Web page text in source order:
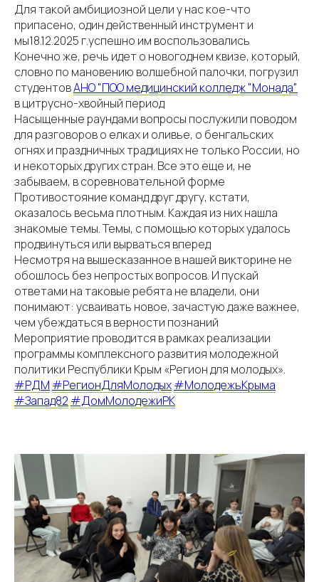
Для такой амбициозной цели у нас кое-что
припасено, один действенный инструмент и
мы18.12.2025 г.успешно им воспользовались
Конечно же, речь идет о новогоднем квизе, который,
словно по мановению волшебной палочки, погрузил
студентовАНО "ПОО медицинский колледж "Монада"
в цитрусно-хвойный период
Насыщенные раундами вопросы послужили поводом
для разговоров о елках и оливье, о бенгальских
огнях и праздничных традициях не только России, но
и некоторых других стран. Все это еще и, не
забываем, в соревновательной форме
Противостояние команд друг другу, кстати,
оказалось весьма плотным. Каждая из них нашла
знакомые темы. Темы, с помощью которых удалось
продвинуться или вырваться вперед
Несмотря на вышесказанное в нашей викторине не
обошлось без непростых вопросов. И пускай
ответами на таковые ребята не владели, они
понимают: усваивать новое, зачастую даже важнее,
чем убеждаться в верности познаний
Мероприятие проводится в рамках реализации
программы комплексного развития молодежной
политики Республики Крым «Регион для молодых».
#РДМ #РегионДляМолодых#МолодежьКрыма
#Запад82 #ДомМолодежиРК